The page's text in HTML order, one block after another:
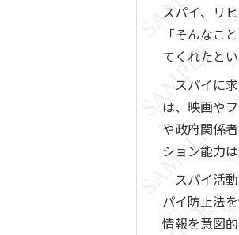
スパイ、リ
「そんなこ
てくれたとい
スパイに
は、映画や
や政府関係
ション能力
スパイ活
パイ防止法
情報を意図